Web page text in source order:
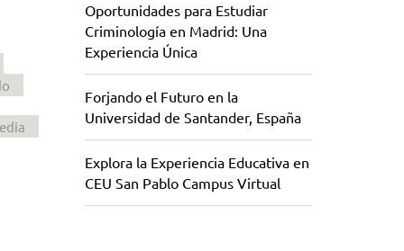
Oportunidades para Estudiar
Criminología en Madrid: Una
Experiencia Única
Forjando el Futuro en la
Universidad de Santander, España
Explora la Experiencia Educativa en
CEU San Pablo Campus Virtual